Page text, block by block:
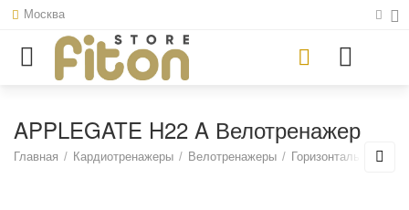
Москва
APPLEGATE H22 A Велотренажер
Главная / Кардиотренажеры / Велотренажеры / Горизонтальные